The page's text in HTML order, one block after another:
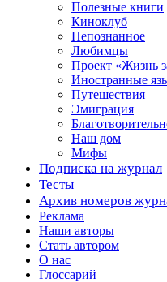
Полезные книги
Киноклуб
Непознанное
Любимцы
Проект «Жизнь
Иностранные
Путешествия
Эмиграция
Наш дом
Мифы
Подписка на журнал
Тесты
Архив номеров
Реклама
Наши авторы
Стать автором
О нас
Глоссарий